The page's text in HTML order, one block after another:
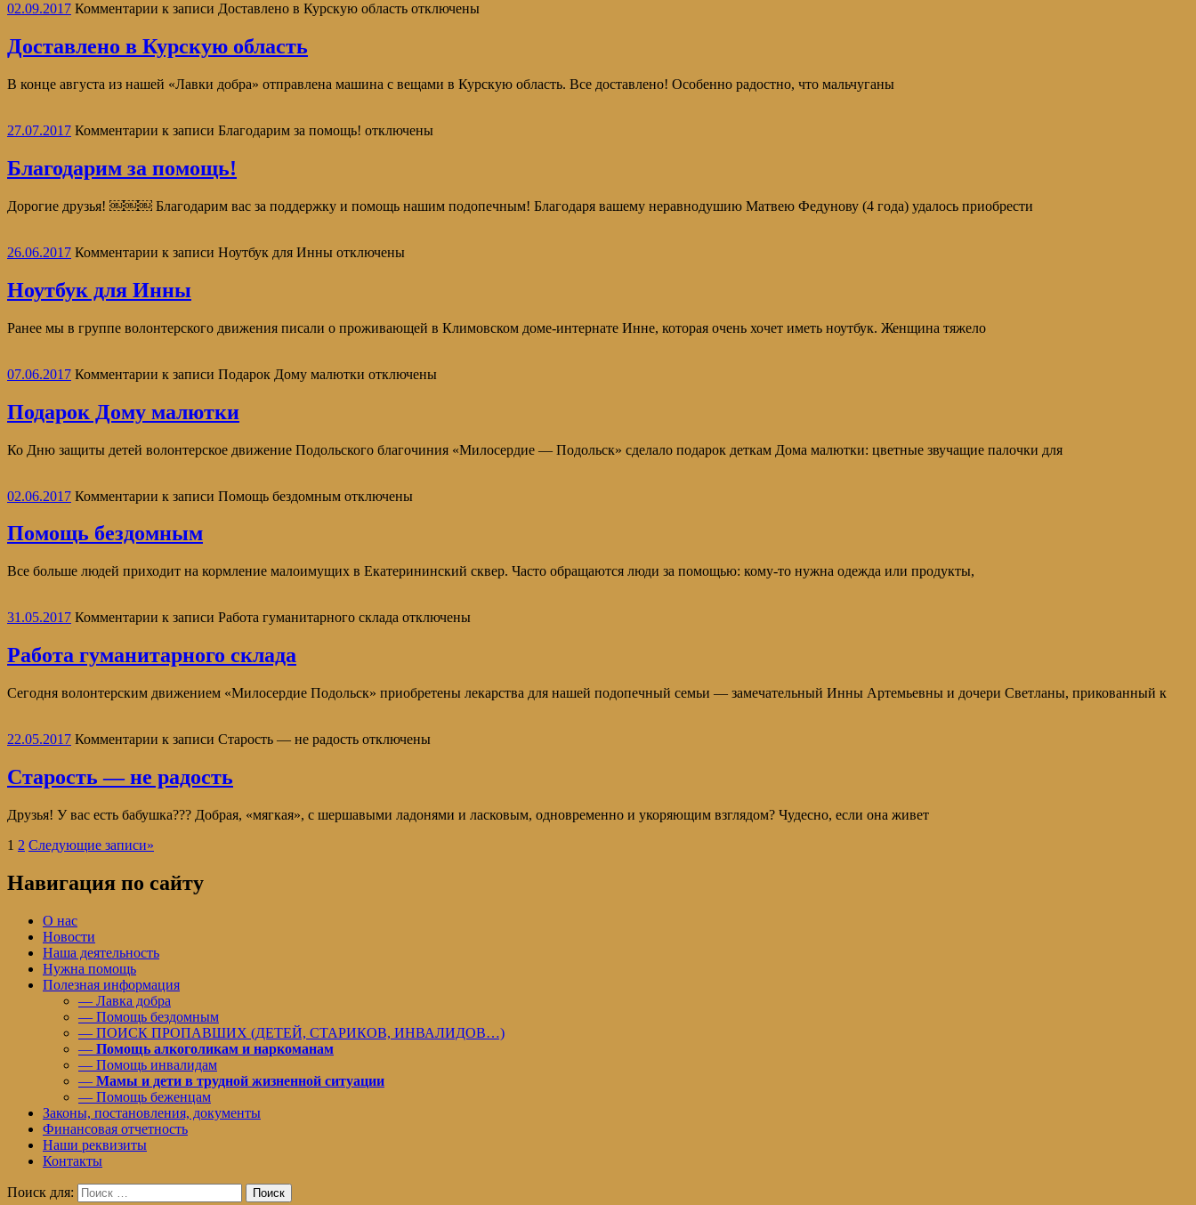
02.09.2017 Комментарии к записи Доставлено в Курскую область отключены
Доставлено в Курскую область
В конце августа из нашей «Лавки добра» отправлена машина с вещами в Курскую область. Все доставлено! Особенно радостно, что мальчуганы
27.07.2017 Комментарии к записи Благодарим за помощь! отключены
Благодарим за помощь!
Дорогие друзья! ￼￼￼ Благодарим вас за поддержку и помощь нашим подопечным! Благодаря вашему неравнодушию Матвею Федунову (4 года) удалось приобрести
26.06.2017 Комментарии к записи Ноутбук для Инны отключены
Ноутбук для Инны
Ранее мы в группе волонтерского движения писали о проживающей в Климовском доме-интернате Инне, которая очень хочет иметь ноутбук. Женщина тяжело
07.06.2017 Комментарии к записи Подарок Дому малютки отключены
Подарок Дому малютки
Ко Дню защиты детей волонтерское движение Подольского благочиния «Милосердие — Подольск» сделало подарок деткам Дома малютки: цветные звучащие палочки для
02.06.2017 Комментарии к записи Помощь бездомным отключены
Помощь бездомным
Все больше людей приходит на кормление малоимущих в Екатерининский сквер. Часто обращаются люди за помощью: кому-то нужна одежда или продукты,
31.05.2017 Комментарии к записи Работа гуманитарного склада отключены
Работа гуманитарного склада
Сегодня волонтерским движением «Милосердие Подольск» приобретены лекарства для нашей подопечный семьи — замечательный Инны Артемьевны и дочери Светланы, прикованный к
22.05.2017 Комментарии к записи Старость — не радость отключены
Старость — не радость
Друзья! У вас есть бабушка??? Добрая, «мягкая», с шершавыми ладонями и ласковым, одновременно и укоряющим взглядом? Чудесно, если она живет
1 2 Следующие записи»
Навигация по сайту
О нас
Новости
Наша деятельность
Нужна помощь
Полезная информация
— Лавка добра
— Помощь бездомным
— ПОИСК ПРОПАВШИХ (ДЕТЕЙ, СТАРИКОВ, ИНВАЛИДОВ…)
— Помощь алкоголикам и наркоманам
— Помощь инвалидам
— Мамы и дети в трудной жизненной ситуации
— Помощь беженцам
Законы, постановления, документы
Финансовая отчетность
Наши реквизиты
Контакты
Поиск для: Поиск